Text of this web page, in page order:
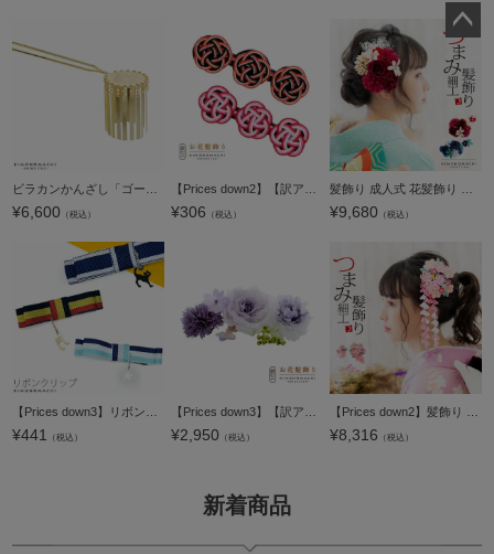
¥6,600 （税込） ¥306 （税込） ¥9,680 （税込）
¥441 （税込） ¥2,950 （税込） ¥8,316 （税込）
新着商品
ペー
ジト
ップ
へ